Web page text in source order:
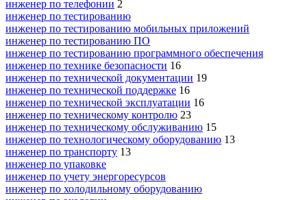
инженер по телефонии 2
инженер по тестированию
инженер по тестированию мобильных приложений
инженер по тестированию ПО
инженер по тестированию программного обеспечения
инженер по технике безопасности 16
инженер по технической документации 19
инженер по технической поддержке 16
инженер по технической эксплуатации 16
инженер по техническому контролю 23
инженер по техническому обслуживанию 15
инженер по технологическому оборудованию 13
инженер по транспорту 13
инженер по упаковке
инженер по учету энергоресурсов
инженер по холодильному оборудованию